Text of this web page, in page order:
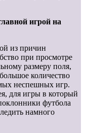
игрой на
из причин
при просмотре
размеру поля,
количество
неспешных игр.
для игры в который
футбола
намного